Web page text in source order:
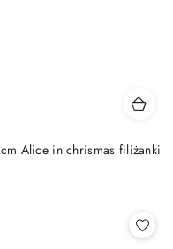
Alice in chrismas filiżanki